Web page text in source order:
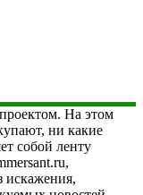
На этом
ни какие
собой ленту
искажения,